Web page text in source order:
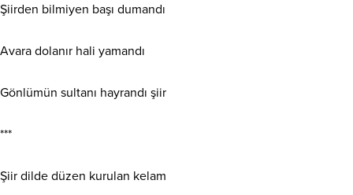
Şiirden bilmiyen başı dumandı
Avara dolanır hali yamandı
Gönlümün sultanı hayrandı şiir
***
Şiir dilde düzen kurulan kelam